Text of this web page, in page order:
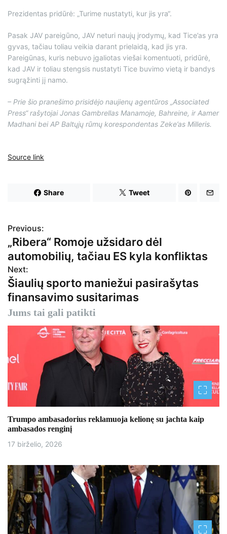
Prezidentas pridūrė: „Turime nustatyti, kur jis yra“.
Pasak JAV pareigūno, JAV neturi naujų įrodymų, kad Tice’as yra
gyvas, tačiau toliau veikia darant prielaidą, kad jis yra.
Pareigūnas, kuris nebuvo įgaliotas viešai komentuoti, pridūrė,
kad JAV ir toliau stengsis nustatyti Tice buvimo vietą ir bandys
sugrąžinti jį namo.
– Prie šio pranešimo prisidėjo naujienų agentūros „Associated
Press“ rašytojai Jonas Gambrellas Manamoje, Bahreine, ir Aamer
Madhani bei AP Baltųjų rūmų korespondentas Zeke’as Milleris.
Source link
Share Tweet
N
a
v
i
g
a
i
j
a
t
a
r
p
į
r
Previous:
„Ribera“ Romoje užsidaro dėl
automobilių, tačiau ES kyla konfliktas
Next:
Šiaulių sporto maniežui pasirašytas
finansavimo susitarimas
Jums tai gali patikti
Trumpo ambasadorius reklamuoja kelionę su jachta kaip
ambasados ​​renginį
17 birželio, 2026